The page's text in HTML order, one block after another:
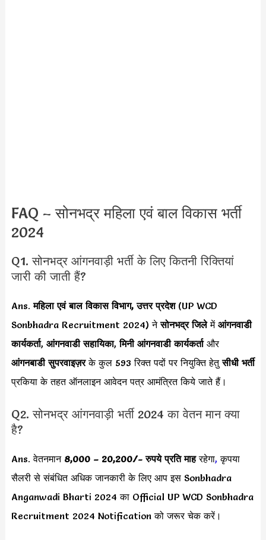
FAQ – सोनभद्र महिला एवं बाल विकास भर्ती
2024
Q1. सोनभद्र आंगनवाड़ी भर्ती के लिए कितनी रिक्तियां
जारी की जाती हैं?
Ans.महिला एवं बाल विकास विभाग, उत्तर प्रदेश(UP WCD
Sonbhadra Recruitment 2024) नेसोनभद्र जिलेमें आंगनवाडी
कार्यकर्ता, आंगनवाडी सहायिका,मिनी आंगनवाडी कार्यकर्ताऔर
आंगनबाडी सुपरवाइज़रके कुल 593 रिक्त पदों पर नियुक्ति हेतुसीधी भर्ती
प्रकिया के तहत ऑनलाइन आवेदन पत्र आमंत्रित किये जाते हैं।
Q2. सोनभद्र आंगनवाड़ी भर्ती 2024 का वेतन मान क्या
है?
Ans. वेतनमान 8,000 – 20,200/- रुपयेप्रति माहरहेगा,कृपया
सैलरी से संबंधित अधिक जानकारी के लिए आप इस Sonbhadra
Anganwadi Bharti 2024 का Official UP WCD Sonbhadra
Recruitment 2024 Notification को जरूर चेक करें।